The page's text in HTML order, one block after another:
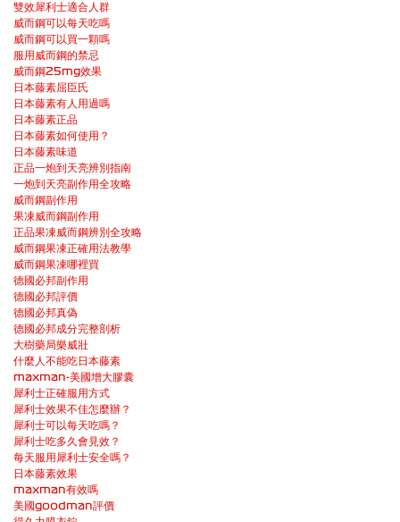
雙效犀利士適合人群
威而鋼可以每天吃嗎
威而鋼可以買一顆嗎
服用威而鋼的禁忌
威而鋼25mg效果
日本藤素屈臣氏
日本藤素有人用過嗎
日本藤素正品
日本藤素如何使用？
日本藤素味道
正品一炮到天亮辨別指南
一炮到天亮副作用全攻略
威而鋼副作用
果凍威而鋼副作用
正品果凍威而鋼辨別全攻略
威而鋼果凍正確用法教學
威而鋼果凍哪裡買
德國必邦副作用
德國必邦評價
德國必邦真偽
德國必邦成分完整剖析
大樹藥局樂威壯
什麼人不能吃日本藤素
maxman-美國增大膠囊
犀利士正確服用方式
犀利士效果不佳怎麼辦？
犀利士可以每天吃嗎？
犀利士吃多久會見效？
每天服用犀利士安全嗎？
日本藤素效果
maxman有效嗎
美國goodman評價